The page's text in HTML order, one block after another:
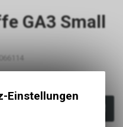
GA3 Small
Einstellungen